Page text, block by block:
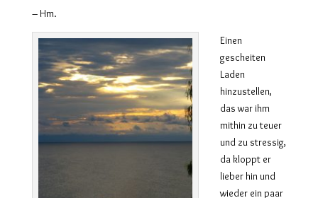
– Hm.
Einen
gescheiten
Laden
hinzustellen,
das war ihm
mithin zu teuer
und zu stressig,
da kloppt er
lieber hin und
wieder ein paar